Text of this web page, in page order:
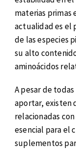
materias primas
actualidad es el
de las especies
su alto
aminoácidos
A pesar de
aportar, existen
relacionadas
esencial para el
suplementos